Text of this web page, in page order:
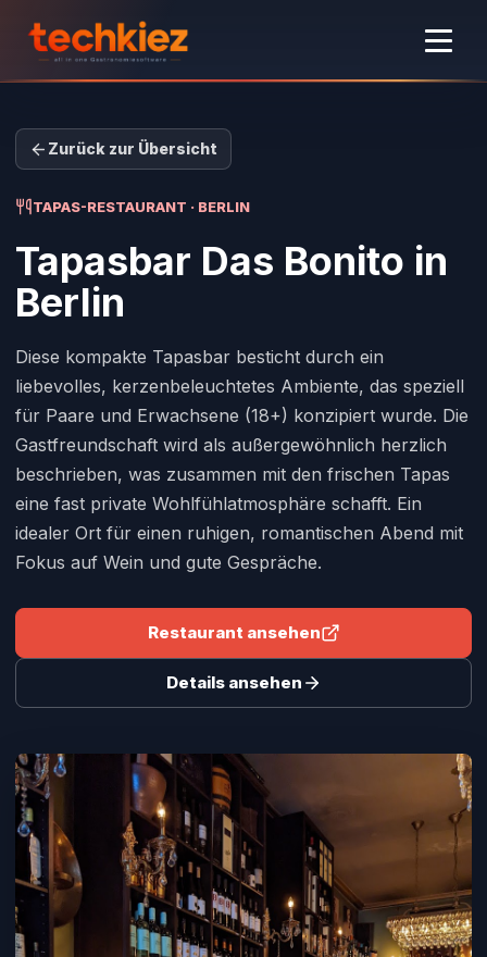
Zurück zur Übersicht
TAPAS-RESTAURANT · BERLIN
Tapasbar Das Bonito in
Berlin
Diese kompakte Tapasbar besticht durch ein
liebevolles, kerzenbeleuchtetes Ambiente, das speziell
für Paare und Erwachsene (18+) konzipiert wurde. Die
Gastfreundschaft wird als außergewöhnlich herzlich
beschrieben, was zusammen mit den frischen Tapas
eine fast private Wohlfühlatmosphäre schafft. Ein
idealer Ort für einen ruhigen, romantischen Abend mit
Fokus auf Wein und gute Gespräche.
Restaurant ansehen
Details ansehen